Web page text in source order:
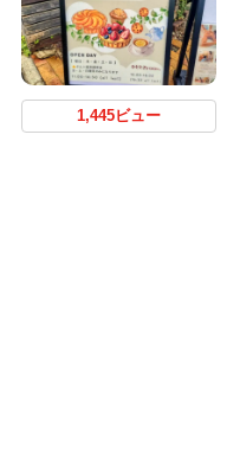
1,445ビュー